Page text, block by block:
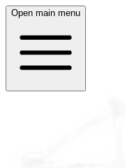
Open main menu